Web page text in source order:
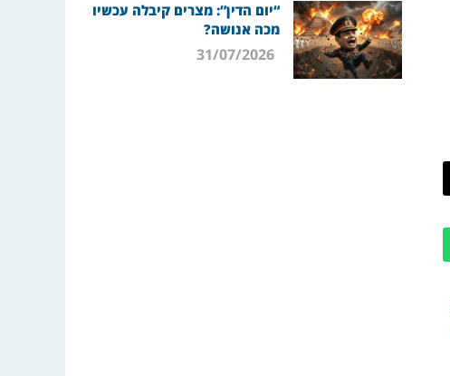
“יום הדין”: מצרים קיבלה עכשיו
מכה אנושה?
31/07/2026